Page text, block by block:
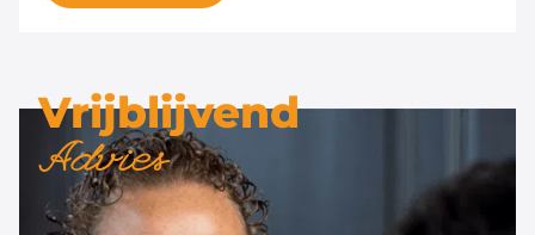
Vrijblijvend
Advies